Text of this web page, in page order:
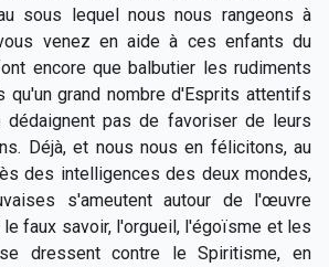
sous lequel nous nous rangeons à
venez en aide à ces enfants du
encore que balbutier les rudiments
qu'un grand nombre d'Esprits attentifs
dédaignent pas de favoriser de leurs
Déjà, et nous nous en félicitons, au
des intelligences des deux mondes,
s'ameutent autour de l'œuvre
le faux savoir, l'orgueil, l'égoïsme et les
dressent contre le Spiritisme, en